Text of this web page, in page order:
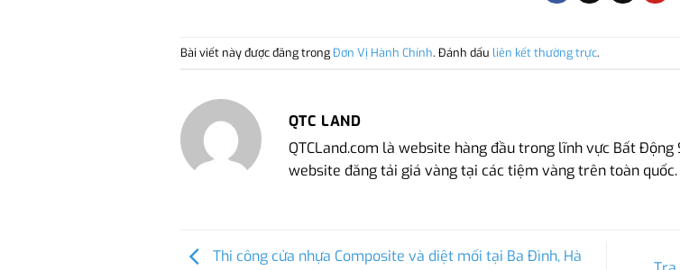
Bài viết này được đăng trongĐơn Vị Hành Chính. Đánh dấu liên kết thường trực.
QTC LAND
QTCLand.com là website hàng đầu trong lĩnh vực Bất
website đăng tải giá vàng tại các tiệm vàng trên toàn
Thi công cửa nhựa Composite và diệt mối tại Ba Đình, Hà